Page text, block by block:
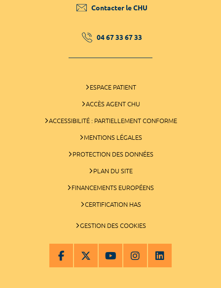
Contacter le CHU
04 67 33 67 33
ESPACE PATIENT
ACCÈS AGENT CHU
ACCESSIBILITÉ : PARTIELLEMENT CONFORME
MENTIONS LÉGALES
PROTECTION DES DONNÉES
PLAN DU SITE
FINANCEMENTS EUROPÉENS
CERTIFICATION HAS
GESTION DES COOKIES